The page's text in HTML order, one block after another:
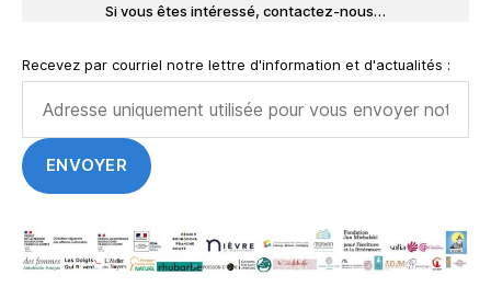
Si vous êtes intéressé, contactez-nous…
Recevez par courriel notre lettre d'information et d'actualités :